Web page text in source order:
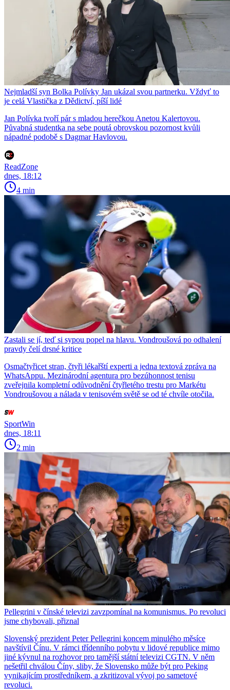
Nejmladší syn Bolka Polívky Jan ukázal svou partnerku. Vždyť to
je celá Vlastička z Dědictví, píší lidé
Jan Polívka tvoří pár s mladou herečkou Anetou Kalertovou.
Půvabná studentka na sebe poutá obrovskou pozornost kvůli
nápadné podobě s Dagmar Havlovou.
ReadZone
dnes, 18:12
4 min
Zastali se jí, teď si sypou popel na hlavu. Vondroušová po odhalení
pravdy čelí drsné kritice
Osmačtyřicet stran, čtyři lékařští experti a jedna textová zpráva na
WhatsAppu. Mezinárodní agentura pro bezúhonnost tenisu
zveřejnila kompletní odůvodnění čtyřletého trestu pro Markétu
Vondroušovou a nálada v tenisovém světě se od té chvíle otočila.
SportWin
dnes, 18:11
2 min
Pellegrini v čínské televizi zavzpomínal na komunismus. Po revoluci
jsme chybovali, přiznal
Slovenský prezident Peter Pellegrini koncem minulého měsíce
navštívil Čínu. V rámci třídenního pobytu v lidové republice mimo
jiné kývnul na rozhovor pro tamější státní televizi CGTN. V něm
nešetřil chválou Číny, sliby, že Slovensko může být pro Peking
vynikajícím prostředníkem, a zkritizoval vývoj po sametové
revoluci.